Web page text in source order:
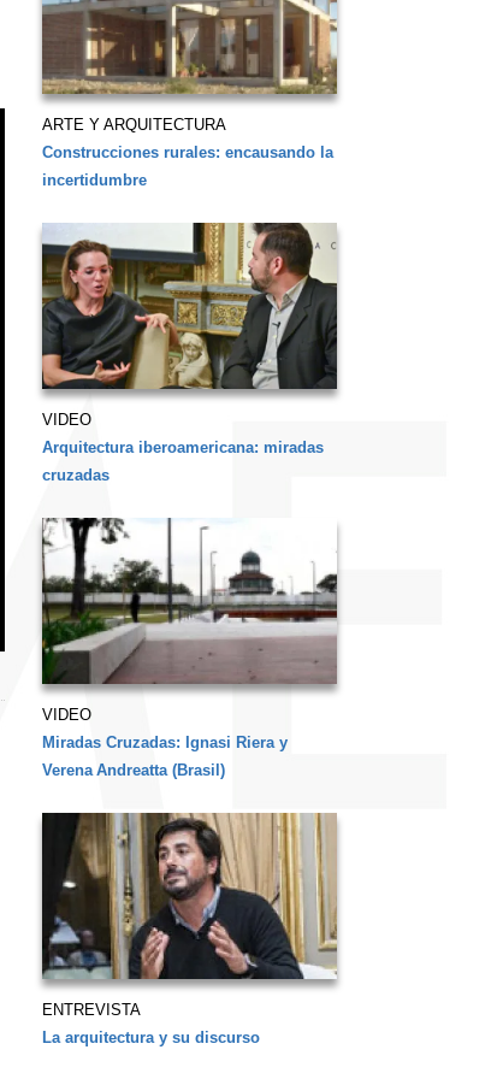
ARTE Y ARQUITECTURA
Construcciones rurales: encausando la
incertidumbre
VIDEO
Arquitectura iberoamericana: miradas
cruzadas
VIDEO
Miradas Cruzadas: Ignasi Riera y
Verena Andreatta (Brasil)
ENTREVISTA
La arquitectura y su discurso